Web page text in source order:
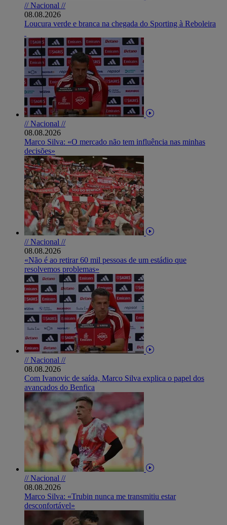
// Nacional //
08.08.2026
Loucura verde e branca na chegada do Sporting à Reboleira
// Nacional //
08.08.2026
Marco Silva: «O mercado não tem influência nas minhas
decisões»
// Nacional //
08.08.2026
«Não é ao retirar 60 mil pessoas de um estádio que
resolvemos problemas»
// Nacional //
08.08.2026
Com Ivanovic de saída, Marco Silva explica o papel dos
avançados do Benfica
// Nacional //
08.08.2026
Marco Silva: «Trubin nunca me transmitiu estar
desconfortável»